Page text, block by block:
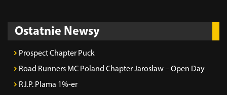
Ostatnie Newsy
Prospect Chapter Puck
Road Runners MC Poland Chapter Jarosław – Open Day
R.I.P. Plama 1%-er